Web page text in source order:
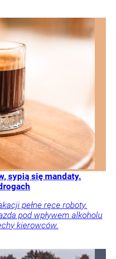
sypią się mandaty.
pełne ręce roboty.
pod wpływem alkoholu
kierowców.